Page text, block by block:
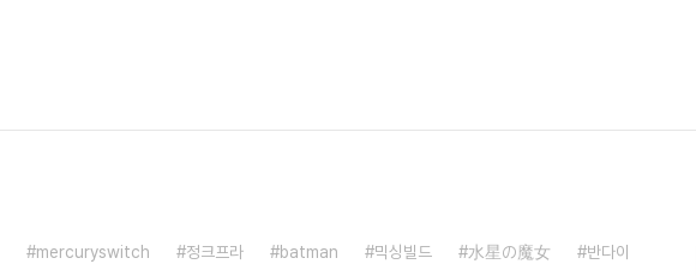
mercuryswitch 정크프라 batman 믹싱빌드 水星の魔女
반다이